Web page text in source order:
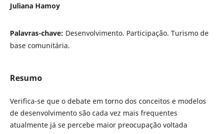
Juliana Hamoy
Palavras-chave: Desenvolvimento. Participação. Turismo de
base comunitária.
Resumo
Verifica-se que o debate em torno dos conceitos e modelos
de desenvolvimento são cada vez mais frequentes
atualmente já se percebe maior preocupação voltada